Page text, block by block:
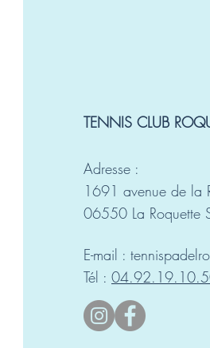
TENNIS CLUB
Adresse :
1691 avenue de la
06550 La Roquette
E-mail :
Tél :